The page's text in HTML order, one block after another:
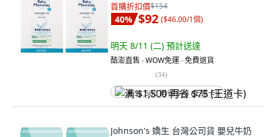
首購折扣價$154
40% $92 ($46.00/1個)
明天 8/11 (二) 預計送達
酷澎直售 ∙ WOW免運 ∙ 免費退貨
(34)
满 $1,500 再省 $75 (王道卡)
Johnson's 嬌生 台灣公司貨 嬰兒牛奶